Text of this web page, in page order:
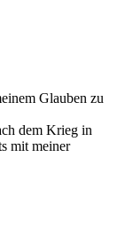
Glauben zu
dem Krieg in
mit meiner